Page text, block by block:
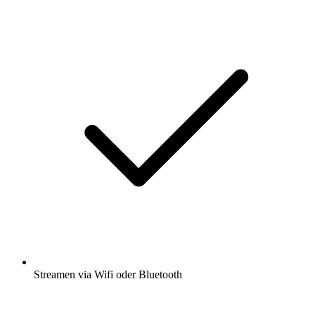
Streamen via Wifi oder Bluetooth